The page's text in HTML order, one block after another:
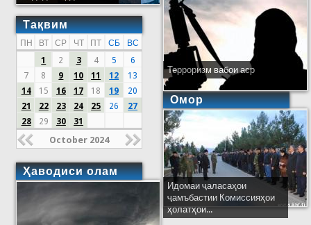
Тақвим
ПН ВТ СР ЧТ ПТ СБ
ВС
1
2 3 4 5
6
7
8 9 10 11 12
13
14
15 16 17 18 19
20
21
22 23 24 25 26
27
28
29 30 31
October 2024
Ҳаводиси олам
Терроризм вабои аср
Омор
Идомаи ҷаласаҳои
ҷамъбастии Комиссияҳои
ҳолатҳои...